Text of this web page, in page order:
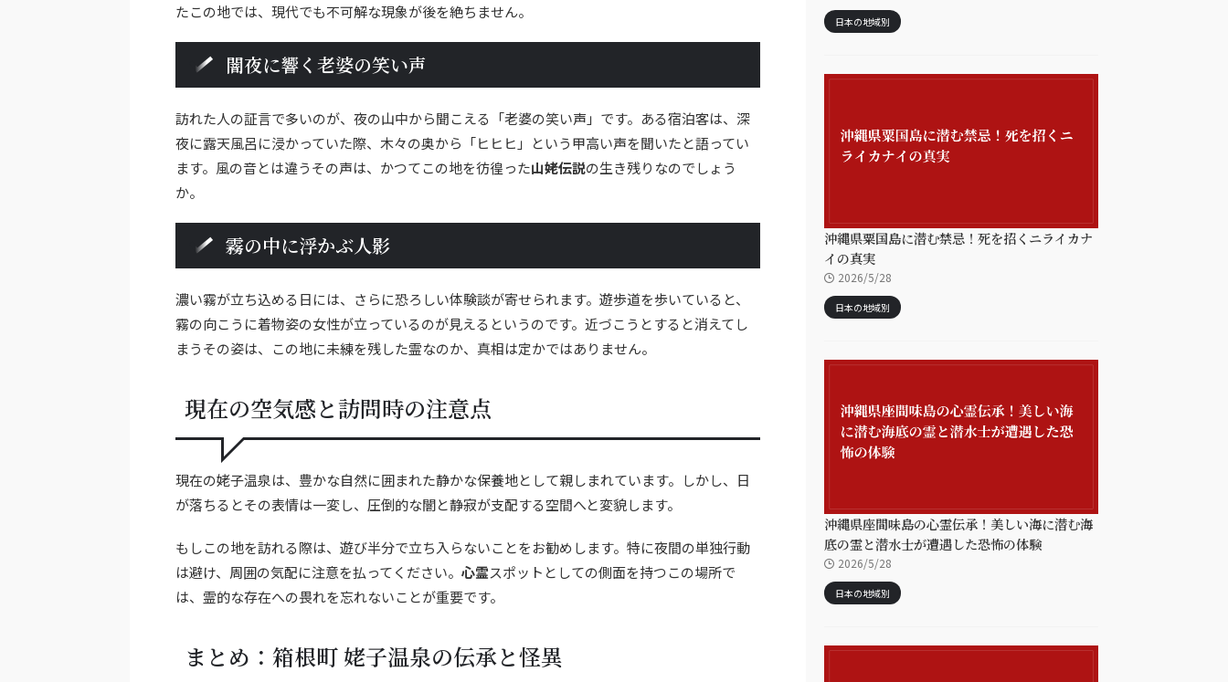
たこの地では、現代でも不可解な現象が後を絶ちません。
闇夜に響く老婆の笑い声
訪れた人の証言で多いのが、夜の山中から聞こえる「老婆の笑い声」です。ある宿泊客は、深
夜に露天風呂に浸かっていた際、木々の奥から「ヒヒヒ」という甲高い声を聞いたと語ってい
ます。風の音とは違うその声は、かつてこの地を彷徨った山姥伝説の生き残りなのでしょう
か。
霧の中に浮かぶ人影
濃い霧が立ち込める日には、さらに恐ろしい体験談が寄せられます。遊歩道を歩いていると、
霧の向こうに着物姿の女性が立っているのが見えるというのです。近づこうとすると消えてし
まうその姿は、この地に未練を残した霊なのか、真相は定かではありません。
現在の空気感と訪問時の注意点
現在の姥子温泉は、豊かな自然に囲まれた静かな保養地として親しまれています。しかし、日
が落ちるとその表情は一変し、圧倒的な闇と静寂が支配する空間へと変貌します。
もしこの地を訪れる際は、遊び半分で立ち入らないことをお勧めします。特に夜間の単独行動
は避け、周囲の気配に注意を払ってください。 心霊スポットとしての側面を持つこの場所で
は、霊的な存在への畏れを忘れないことが重要です。
まとめ：箱根町 姥子温泉の伝承と怪異
日本の地域別
沖縄県粟国島に潜む禁忌！死を招くニライカナ
イの真実
2026/5/28
日本の地域別
沖縄県座間味島の心霊伝承！美しい海に潜む海
底の霊と潜水士が遭遇した恐怖の体験
2026/5/28
日本の地域別